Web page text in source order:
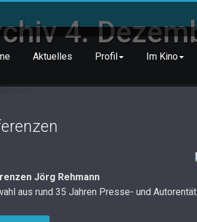
Aktuelles Profil Im Kino
4.
Jörg Rehmann
aus rund 35 Jahren Presse- und